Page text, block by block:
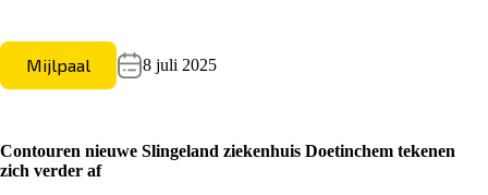
Mijlpaal 8 juli 2025
Contouren nieuwe Slingeland ziekenhuis Doetinchem tekenen
zich verder af